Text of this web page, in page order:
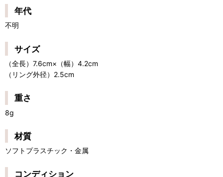
年代
不明
サイズ
（全長）7.6cm×（幅）4.2cm
（リング外径）2.5cm
重さ
8g
材質
ソフトプラスチック・金属
コンディション